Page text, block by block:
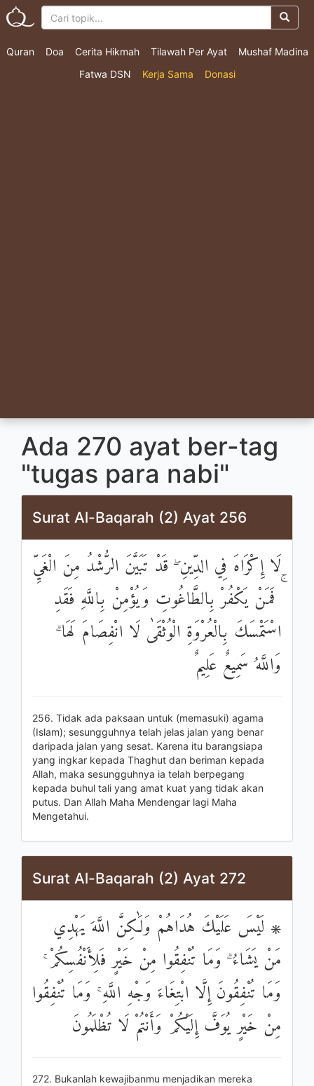
Quran Doa Cerita Hikmah Tilawah Per Ayat
Mushaf Madina
Fatwa DSN
Kerja Sama Donasi
Ada 270 ayat ber-tag
"tugas para nabi"
Surat Al-Baqarah (2) Ayat 256
لَا إِكْرَاهَ فِي الدِّينِ ۖ قَدْ تَبَيَّنَ الرُّشْدُ مِنَ الْغَيِّ
ۚ فَمَنْ يَكْفُرْ بِالطَّاغُوتِ وَيُؤْمِنْ بِاللَّهِ فَقَدِ
اسْتَمْسَكَ بِالْعُرْوَةِ الْوُثْقَىٰ لَا انْفِصَامَ لَهَا ۗ
وَاللَّهُ سَمِيعٌ عَلِيمٌ
256. Tidak ada paksaan untuk (memasuki) agama
(Islam); sesungguhnya telah jelas jalan yang benar
daripada jalan yang sesat. Karena itu barangsiapa
yang ingkar kepada Thaghut dan beriman kepada
Allah, maka sesungguhnya ia telah berpegang
kepada buhul tali yang amat kuat yang tidak akan
putus. Dan Allah Maha Mendengar lagi Maha
Mengetahui.
Surat Al-Baqarah (2) Ayat 272
۞ لَيْسَ عَلَيْكَ هُدَاهُمْ وَلَٰكِنَّ اللَّهَ يَهْدِي
مَنْ يَشَاءُ ۗ وَمَا تُنْفِقُوا مِنْ خَيْرٍ فَلِأَنْفُسِكُمْ ۚ
وَمَا تُنْفِقُونَ إِلَّا ابْتِغَاءَ وَجْهِ اللَّهِ ۚ وَمَا تُنْفِقُوا
مِنْ خَيْرٍ يُوَفَّ إِلَيْكُمْ وَأَنْتُمْ لَا تُظْلَمُونَ
272. Bukanlah kewajibanmu menjadikan mereka